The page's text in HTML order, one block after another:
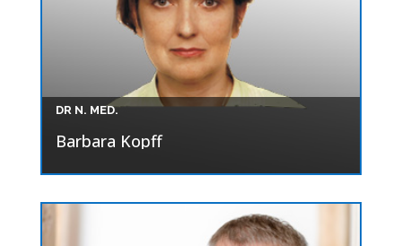
DR N. MED.
Barbara Kopff